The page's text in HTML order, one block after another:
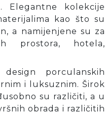
Elegantne kolekcije
kao što su
a namijenjene su za
prostora, hotela,
porculanskih
i luksuznim. Širok
su različiti, a u
obrada i različitih